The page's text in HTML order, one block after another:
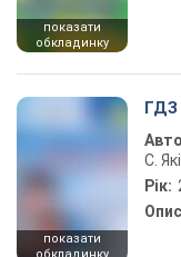
показати
обкладинку
показати
ГДЗ
С.
Рік: